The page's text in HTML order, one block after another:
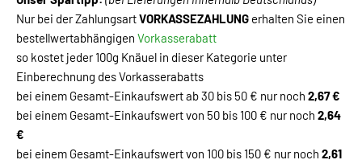
Nur bei der ZahlungsartVORKASSEZAHLUNG erhalten Sie einen
bestellwertabhängigen Vorkasserabatt
so kostet jeder 100g Knäuel in dieser Kategorie unter
Einberechnung des Vorkasserabatts
bei einem Gesamt-Einkaufswert ab 30 bis 50 € nur noch 2,67 €
bei einem Gesamt-Einkaufswert von 50 bis 100 € nur noch 2,64
€
bei einem Gesamt-Einkaufswert von 100 bis 150 € nur noch 2,61